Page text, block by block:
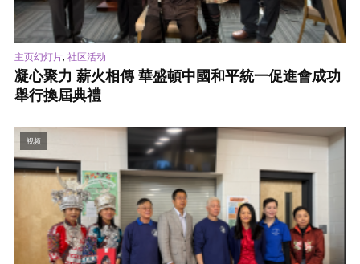
主页幻灯片, 社区活动
凝心聚力 薪火相傳 華盛頓中國和平統一促進會成功
舉行換屆典禮
视频